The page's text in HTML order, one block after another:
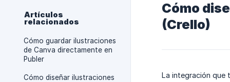
Artículos
relacionados
Cómo guardar ilustraciones
de Canva directamente en
Publer
Cómo diseñar ilustraciones
Cómo
(Crello)
La integración que